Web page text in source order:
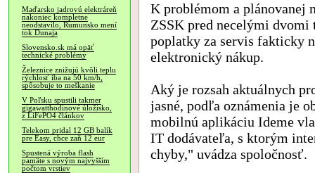
Maďarsko jadrovú elektráreň
nakoniec kompletne
neodstavilo, Rumunsko mení
tok Dunaja
Slovensko.sk má opäť
technické problémy
Železnice znižujú kvôli teplu
rýchlosť iba na 50 km/h,
spôsobuje to meškanie
V Poľsku spustili takmer
gigawatthodinové úložisko,
z LiFePO4 článkov
Telekom pridal 12 GB balík
pre Easy, chce zaň 12 eur
Spustená výroba flash
pamäte s novým najvyšším
počtom vrstiev
K problémom a plánovanej
ZSSK pred necelými
poplatky za servis fakticky
elektronický nákup.
Aký je rozsah aktuálnych
jasné, podľa oznámenia je
mobilnú aplikáciu Ideme
IT dodávateľa, s ktorým
chyby," uvádza spoločnosť.